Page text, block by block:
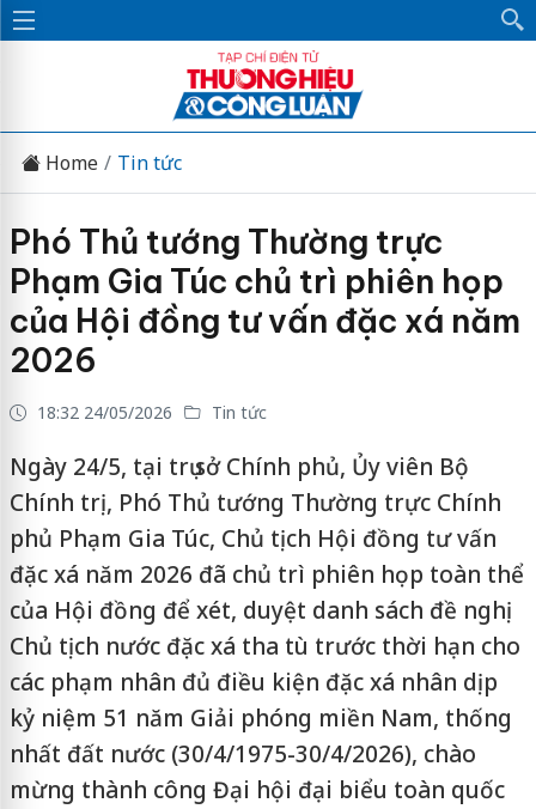
Home Tin tức
Phó Thủ tướng Thường trực
Phạm Gia Túc chủ trì phiên họp
của Hội đồng tư vấn đặc xá năm
2026
18:32 24/05/2026 Tin tức
Ngày 24/5, tại trụ sở Chính phủ, Ủy viên Bộ
Chính trị, Phó Thủ tướng Thường trực Chính
phủ Phạm Gia Túc, Chủ tịch Hội đồng tư vấn
đặc xá năm 2026 đã chủ trì phiên họp toàn thể
của Hội đồng để xét, duyệt danh sách đề nghị
Chủ tịch nước đặc xá tha tù trước thời hạn cho
các phạm nhân đủ điều kiện đặc xá nhân dịp
kỷ niệm 51 năm Giải phóng miền Nam, thống
nhất đất nước (30/4/1975-30/4/2026), chào
mừng thành công Đại hội đại biểu toàn quốc